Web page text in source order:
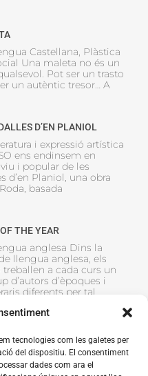
tecnologies com les galetes per
del dispositiu. El consentiment
dades com ara el
Castellana, Plàstica
Una maleta no és un
Pot ser un trasto
un autèntic tresor… A
D’EN PLANIOL
i expressió artística
ens endinsem en
viu i popular de les
d’en Planiol, una obra
basada
THE YEAR
anglesa Dins la
llengua anglesa, els
treballen a cada curs un
d’autors d’èpoques i
diferents per tal